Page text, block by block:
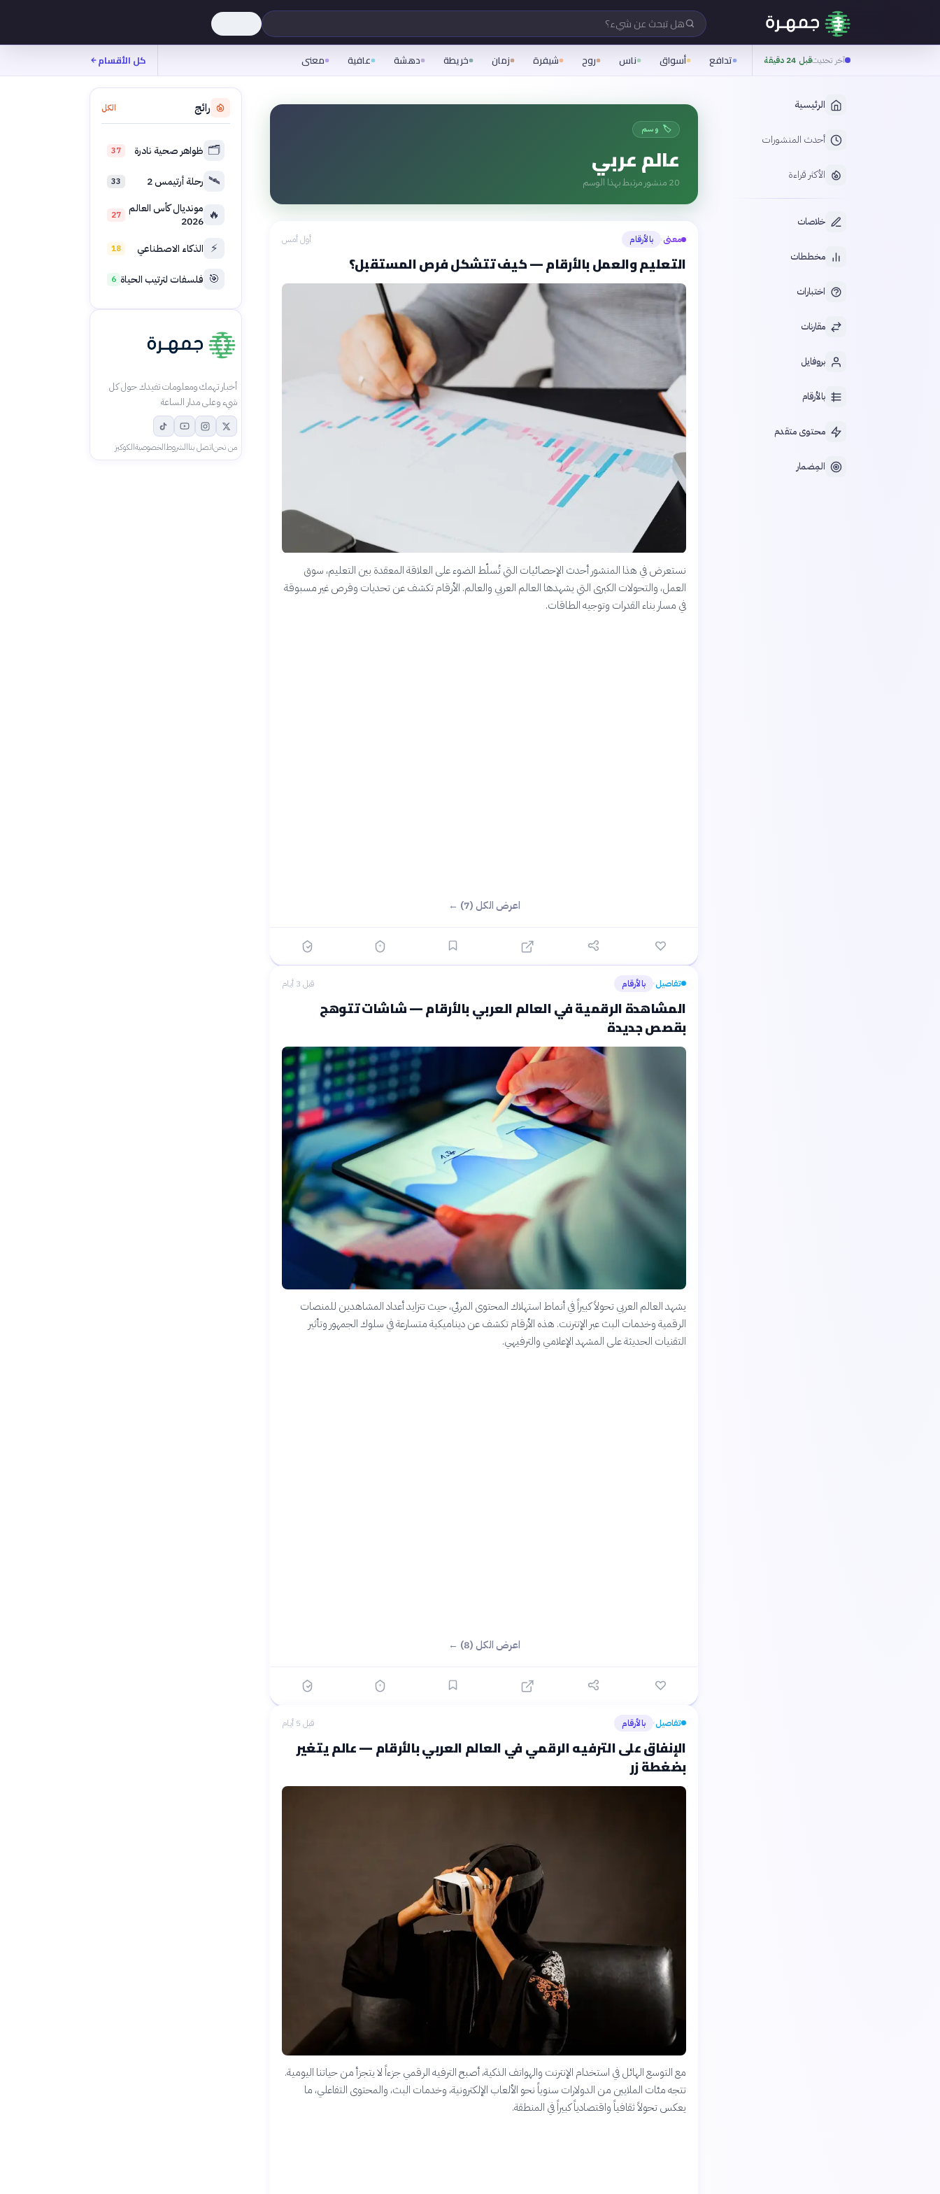
هل تبحث عن شيء؟
آخر تحديثقبل 24 دقيقة تدافع أسواق ناس روح شيفرة زمان خريطة دهشة عافية معنى كل الأقسام
الرئيسية
أحدث المنشورات
الأكثر قراءة
خلاصات
مخططات
اختبارات
مقارنات
بروفايل
بالأرقام
محتوى متقدم
المِضمار
🏷️ وسم
عالم عربي
20 منشور مرتبط بهذا الوسم
معنى› بالأرقام أول أمس
التعليم والعمل بالأرقام — كيف تتشكل فرص المستقبل؟
نستعرض في هذا المنشور أحدث الإحصائيات التي تُسلّط الضوء على العلاقة المعقدة بين التعليم، سوق
العمل، والتحولات الكبرى التي يشهدها العالم العربي والعالم. الأرقام تكشف عن تحديات وفرص غير مسبوقة
في مسار بناء القدرات وتوجيه الطاقات.
اعرض الكل (7) ←
تفاصيل› بالأرقام قبل 3 أيام
المشاهدة الرقمية في العالم العربي بالأرقام — شاشات تتوهج
بقصص جديدة
يشهد العالم العربي تحولاً كبيراً في أنماط استهلاك المحتوى المرئي، حيث تتزايد أعداد المشاهدين للمنصات
الرقمية وخدمات البث عبر الإنترنت. هذه الأرقام تكشف عن ديناميكية متسارعة في سلوك الجمهور وتأثير
التقنيات الحديثة على المشهد الإعلامي والترفيهي.
اعرض الكل (8) ←
تفاصيل› بالأرقام قبل 5 أيام
الإنفاق على الترفيه الرقمي في العالم العربي بالأرقام — عالم يتغير
بضغطة زر
مع التوسع الهائل في استخدام الإنترنت والهواتف الذكية، أصبح الترفيه الرقمي جزءاً لا يتجزأ من حياتنا اليومية.
تتجه مئات الملايين من الدولارات سنوياً نحو الألعاب الإلكترونية، وخدمات البث، والمحتوى التفاعلي، ما
يعكس تحولاً ثقافياً واقتصادياً كبيراً في المنطقة.
رائج الكل
🗂️ ظواهر صحية نادرة 37
🛰️ رحلة أرتيمس 2 33
🔥 مونديال كأس العالم
2026
27
⚡ الذكاء الاصطناعي 18
🎯 فلسفات لترتيب الحياة 6
أخبار تهمك ومعلومات تفيدك حول كل
شيء وعلى مدار الساعة
من نحناتصل بناالشروطالخصوصيةالكوكيز